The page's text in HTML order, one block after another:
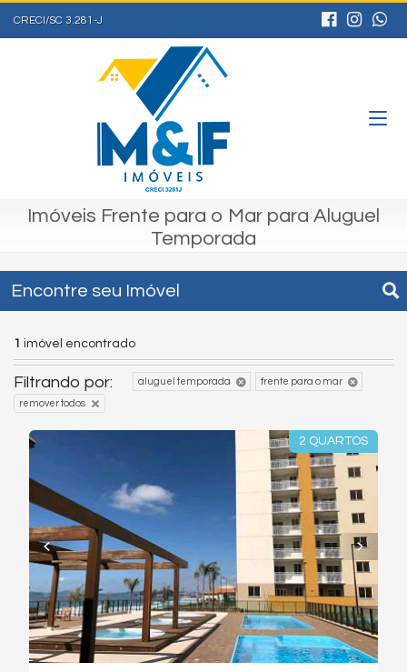
CRECI/SC 3.281-J
Imóveis Frente para o Mar para Aluguel
Temporada
Encontre seu Imóvel
1 imóvel encontrado
Filtrando por: aluguel temporada frente para o mar
remover todos
2 QUARTOS